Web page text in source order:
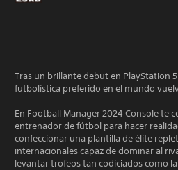
Tras un brillante debut en PlayStation
futbolística preferido en el mundo
En Football Manager 2024 Console te
entrenador de fútbol para hacer
confeccionar una plantilla de élite
internacionales capaz de dominar al
levantar trofeos tan codiciados como